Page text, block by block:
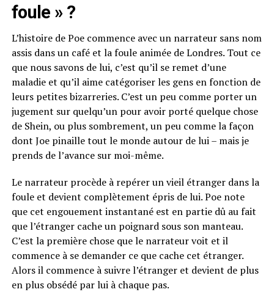
foule » ?
L’histoire de Poe commence avec un narrateur sans nom
assis dans un café et la foule animée de Londres. Tout ce
que nous savons de lui, c’est qu’il se remet d’une
maladie et qu’il aime catégoriser les gens en fonction de
leurs petites bizarreries. C’est un peu comme porter un
jugement sur quelqu’un pour avoir porté quelque chose
de Shein, ou plus sombrement, un peu comme la façon
dont Joe pinaille tout le monde autour de lui – mais je
prends de l’avance sur moi-même.
Le narrateur procède à repérer un vieil étranger dans la
foule et devient complètement épris de lui. Poe note
que cet engouement instantané est en partie dû au fait
que l’étranger cache un poignard sous son manteau.
C’est la première chose que le narrateur voit et il
commence à se demander ce que cache cet étranger.
Alors il commence à suivre l’étranger et devient de plus
en plus obsédé par lui à chaque pas.